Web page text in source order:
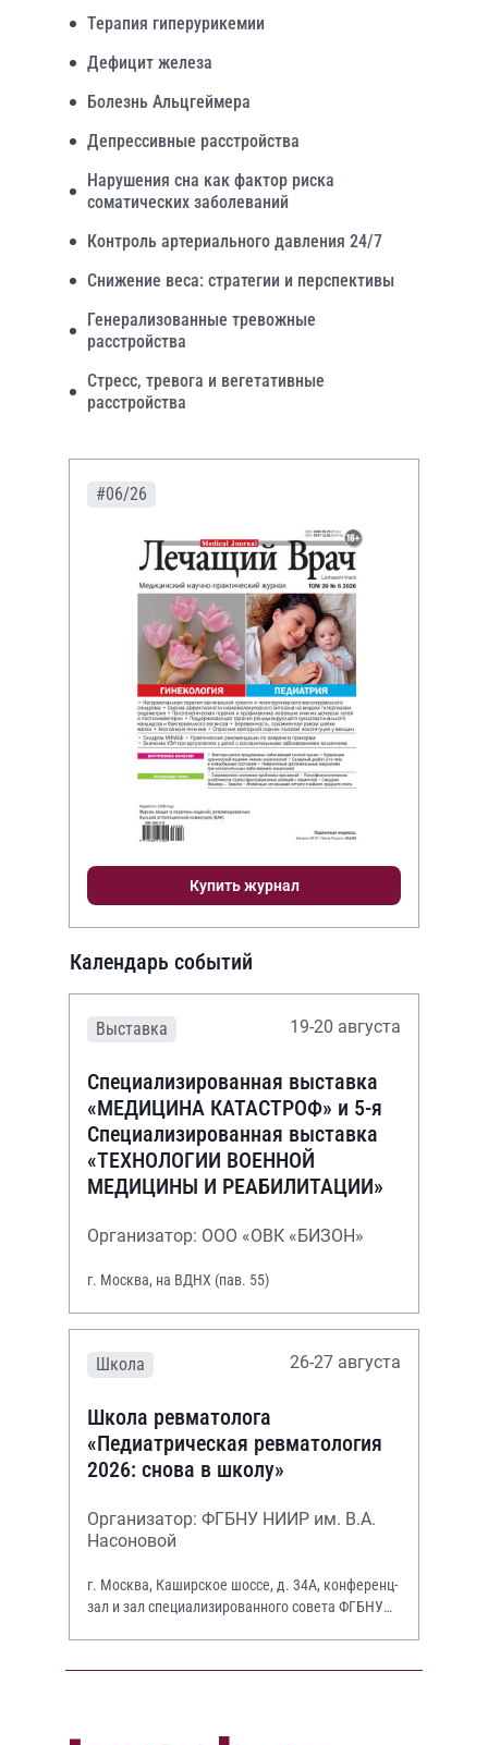
Терапия гиперурикемии
Дефицит железа
Болезнь Альцгеймера
Депрессивные расстройства
Нарушения сна как фактор риска
соматических заболеваний
Контроль артериального давления 24/7
Снижение веса: стратегии и перспективы
Генерализованные тревожные
расстройства
Стресс, тревога и вегетативные
расстройства
#06/26
Купить журнал
Календарь событий
Выставка 19-20 августа
Специализированная выставка
«МЕДИЦИНА КАТАСТРОФ» и 5-я
Специализированная выставка
«ТЕХНОЛОГИИ ВОЕННОЙ
МЕДИЦИНЫ И РЕАБИЛИТАЦИИ»
Организатор: ООО «ОВК «БИЗОН»
г. Москва, на ВДНХ (пав. 55)
Школа 26-27 августа
Школа ревматолога
«Педиатрическая ревматология
2026: снова в школу»
Организатор: ФГБНУ НИИР им. В.А.
Насоновой
г. Москва, Каширское шоссе, д. 34А, конференц-
зал и зал специализированного совета ФГБНУ